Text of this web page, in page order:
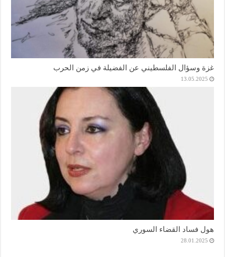
غزة وسؤال الفلسطيني عن الفضيلة في زمن الحرب
13.05.2025
هول فساد القضاء السوري
28.01.2025